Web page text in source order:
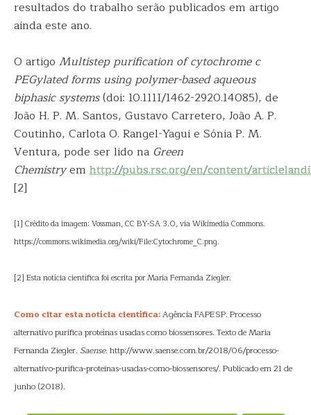
resultados do trabalho serão publicados em artigo
ainda este ano.
O artigo Multistep purification of cytochrome c
PEGylated forms using polymer-based aqueous
biphasic systems(doi: 10.1111/1462-2920.14085), de
João H. P. M. Santos, Gustavo Carretero, João A. P.
Coutinho, Carlota O. Rangel-Yagui e Sónia P. M.
Ventura, pode ser lido na Green
Chemistryem http://pubs.rsc.org/en/content/
[2]
[1] Crédito da imagem: Vossman, CC BY-SA 3.0, via Wikimedia Commons.
https://commons.wikimedia.org/wiki/File:Cytochrome_C.png.
[2] Esta notícia científica foi escrita por Maria Fernanda Ziegler.
Como citar esta notícia científica:Agência FAPESP. Processo
alternativo purifica proteínas usadas como biossensores. Texto de Maria
Fernanda Ziegler. Saense. http://www.saense.com.br/2018/06/processo-
alternativo-purifica-proteinas-usadas-como-biossensores/. Publicado em 21 de
junho (2018).